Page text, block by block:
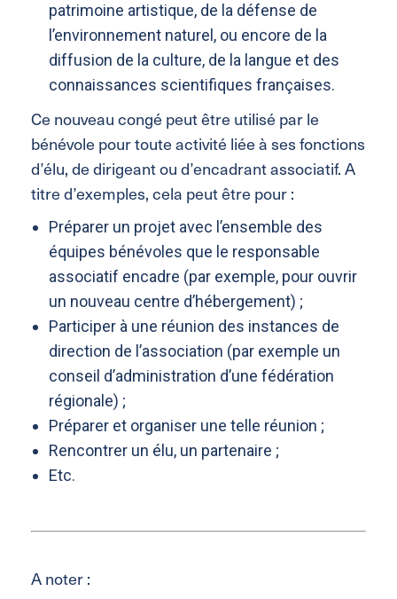
patrimoine artistique, de la défense de
l’environnement naturel, ou encore de la
diffusion de la culture, de la langue et des
connaissances scientifiques françaises.
Ce nouveau congé peut être utilisé par le
bénévole pour toute activité liée à ses fonctions
d’élu, de dirigeant ou d’encadrant associatif. A
titre d’exemples, cela peut être pour :
Préparer un projet avec l’ensemble des
équipes bénévoles que le responsable
associatif encadre (par exemple, pour ouvrir
un nouveau centre d’hébergement) ;
Participer à une réunion des instances de
direction de l’association (par exemple un
conseil d’administration d’une fédération
régionale) ;
Préparer et organiser une telle réunion ;
Rencontrer un élu, un partenaire ;
Etc.
A noter :